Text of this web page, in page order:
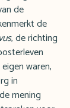
de
de
, de richting
waren,
in
mening